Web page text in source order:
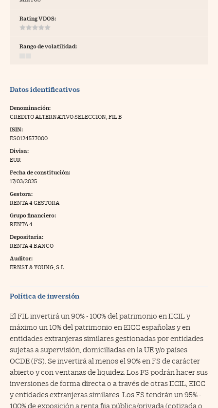
Pyme
a Cinco Días
Rating VDOS:
Rango de volatilidad:
Datos identificativos
Denominación:
CREDITO ALTERNATIVO SELECCION, FIL B
ISIN:
ES0124577000
Divisa:
EUR
Fecha de constitución:
17/03/2025
Gestora:
RENTA 4 GESTORA
Grupo financiero:
RENTA 4
Depositaria:
RENTA 4 BANCO
Auditor:
ERNST & YOUNG, S.L.
Política de inversión
El FIL invertirá un 90% - 100% del patrimonio en IICIL y
máximo un 10% del patrimonio en EICC españolas y en
entidades extranjeras similares gestionadas por entidades
sujetas a supervisión, domiciliadas en la UE y/o países
OCDE (FS). Se invertirá al menos el 90% en FS de carácter
abierto y con ventanas de liquidez. Los FS podrán hacer sus
inversiones de forma directa o a través de otras IICIL, EICC
y entidades extranjeras similares. Los FS tendrán un 95% -
100% de exposición a renta fija pública/privada (cotizada o